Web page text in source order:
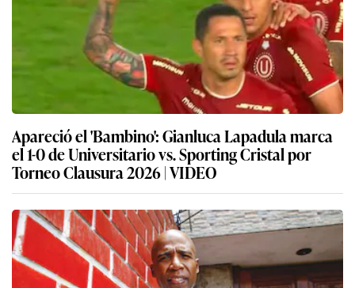
Apareció el 'Bambino': Gianluca Lapadula marca
el 1-0 de Universitario vs. Sporting Cristal por
Torneo Clausura 2026 | VIDEO